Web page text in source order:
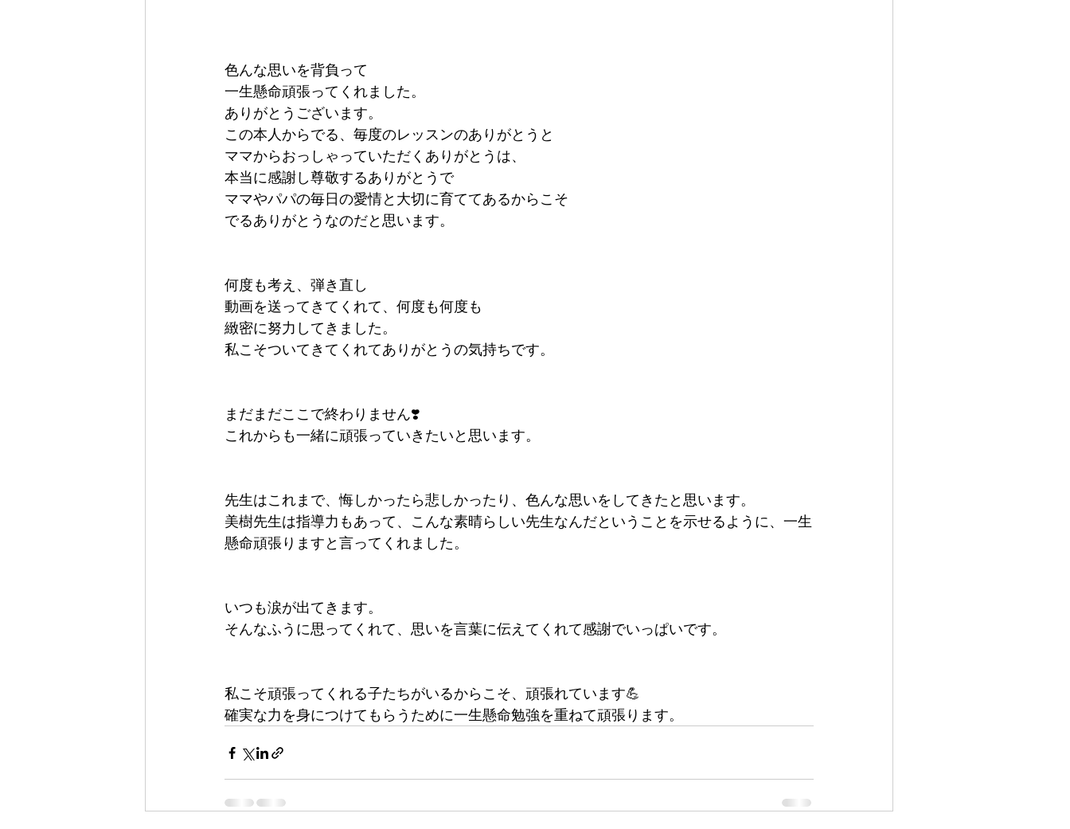
色んな思いを背負って
一生懸命頑張ってくれました。
ありがとうございます。
この本人からでる、毎度のレッスンのありがとうと
ママからおっしゃっていただくありがとうは、
本当に感謝し尊敬するありがとうで
ママやパパの毎日の愛情と大切に育ててあるからこそ
でるありがとうなのだと思います。
何度も考え、弾き直し
動画を送ってきてくれて、何度も何度も
緻密に努力してきました。
私こそついてきてくれてありがとうの気持ちです。
まだまだここで終わりません❣️
これからも一緒に頑張っていきたいと思います。
先生はこれまで、悔しかったら悲しかったり、色んな思いをしてきたと思います。
美樹先生は指導力もあって、こんな素晴らしい先生なんだということを示せるように、一生
懸命頑張りますと言ってくれました。
いつも涙が出てきます。
そんなふうに思ってくれて、思いを言葉に伝えてくれて感謝でいっぱいです。
私こそ頑張ってくれる子たちがいるからこそ、頑張れています💪
確実な力を身につけてもらうために一生懸命勉強を重ねて頑張ります。